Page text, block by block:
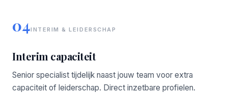
04INTERIM & LEIDERSCHAP
Interim capaciteit
Senior specialist tijdelijk naast jouw team voor extra
capaciteit of leiderschap. Direct inzetbare profielen.